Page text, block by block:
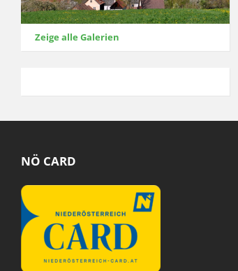
Zeige alle Galerien
NÖ CARD